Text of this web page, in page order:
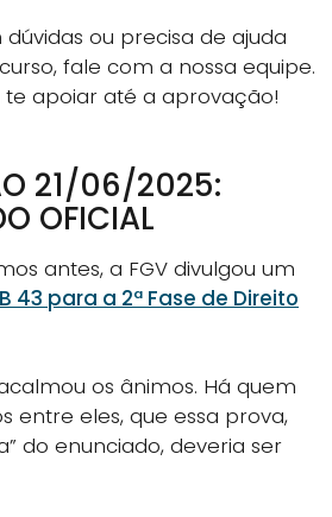
ou precisa de ajuda
fale com a nossa equipe.
te apoiar até a aprovação!
21/06/2025:
OFICIAL
antes, a FGV divulgou um
43 para a 2ª Fase de Direito
os ânimos. Há quem
entre eles, que essa prova,
do enunciado, deveria ser